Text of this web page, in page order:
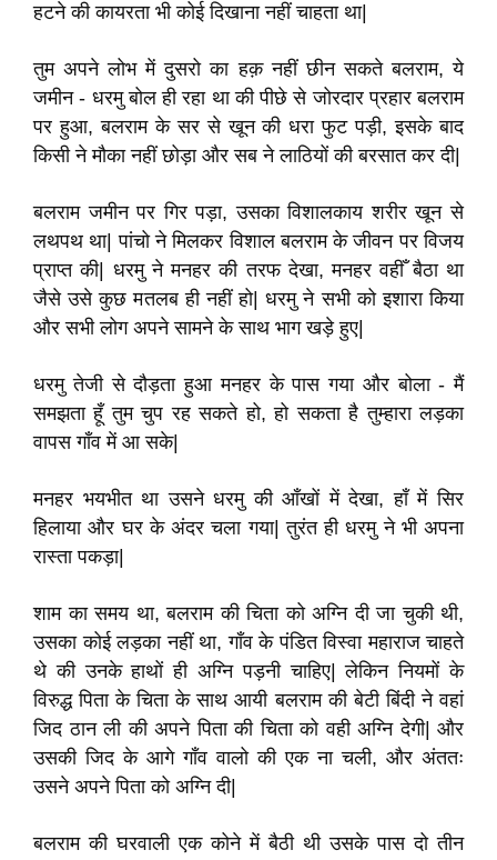
हटने की कायरता भी कोई दिखाना नहीं चाहता था|
तुम अपने लोभ में दुसरो का हक़ नहीं छीन सकते बलराम,ये
जमीन - धरमु बोल ही रहा था की पीछे से जोरदार प्रहार बलराम
पर हुआ,बलराम के सर से खून की धरा फुट पड़ी,इसके बाद
किसी ने मौका नहीं छोड़ा और सब ने लाठियों की बरसात कर दी|
बलराम जमीन पर गिर पड़ा,उसका विशालकाय शरीर खून से
लथपथ था|पांचो ने मिलकर विशाल बलराम के जीवन पर विजय
प्राप्त की| धरमु ने मनहर की तरफ देखा,मनहर वहीँ बैठा था
जैसे उसे कुछ मतलब ही नहीं हो|धरमु ने सभी को इशारा किया
और सभी लोग अपने सामने के साथ भाग खड़े हुए
धरमु तेजी से दौड़ता हुआ मनहर के पास गया और बोला - मैं
समझता हूँ तुम चुप रह सकते हो,हो सकता है तुम्हारा लड़का
वापस गाँव में आ सके|
मनहर भयभीत था उसने धरमु की आँखों में देखा,हाँ में सिर
हिलाया और घर के अंदर चला गया|तुरंत ही धरमु ने भी अपना
रास्ता पकड़ा|
शाम का समय था,बलराम की चिता को अग्नि दी जा चुकी थी,
उसका कोई लड़का नहीं था,गाँव के पंडित विस्वा महाराज चाहते
थे की उनके हाथों ही अग्नि पड़नी चाहिए|लेकिन नियमों के
विरुद्ध पिता के चिता के साथ आयी बलराम की बेटी बिंदी ने वहां
जिद ठान ली की अपने पिता की चिता को वही अग्नि देगी| और
उसकी जिद के आगे गाँव वालो की एक ना चली, और अंततः
उसने अपने पिता को अग्नि दी|
बलराम की घरवाली एक कोने में बैठी थी उसके पास दो तीन